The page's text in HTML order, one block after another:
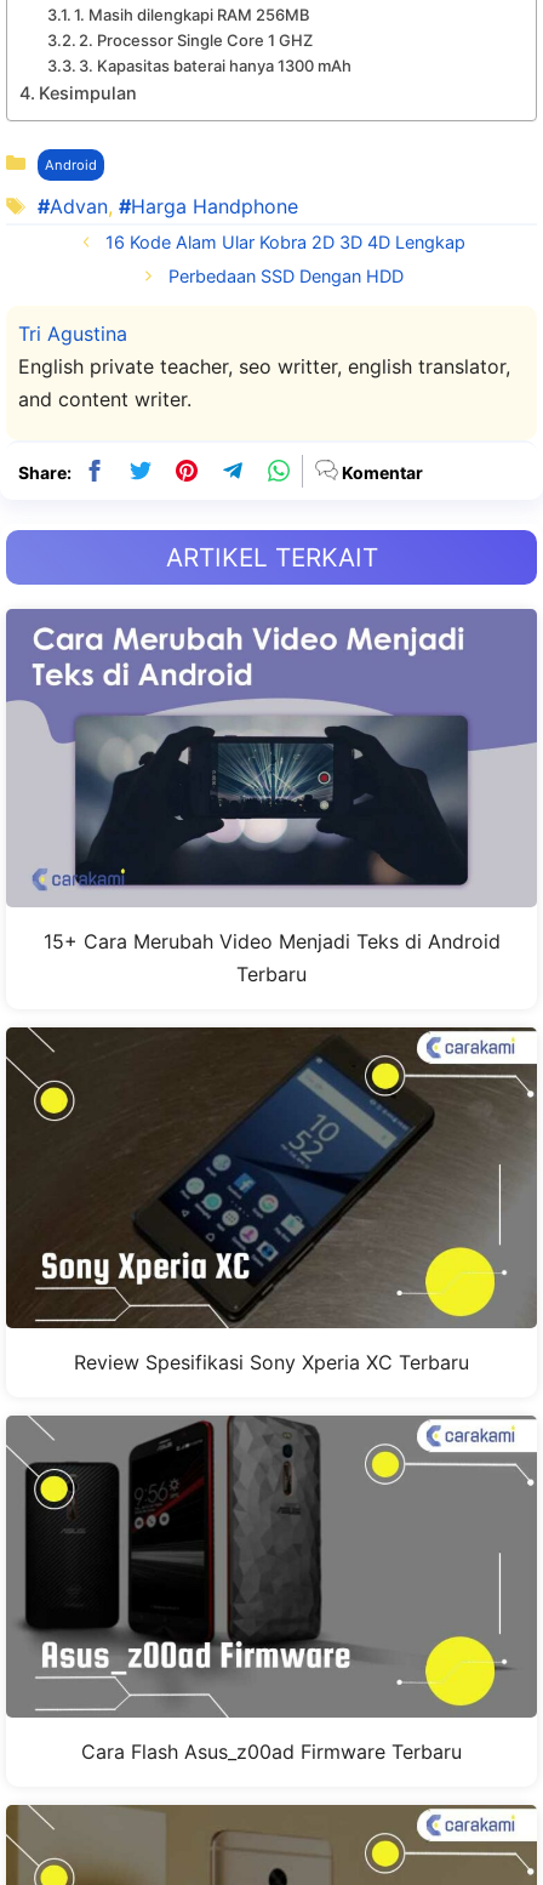
1. Masih dilengkapi RAM 256MB
2. Processor Single Core 1 GHZ
3. Kapasitas baterai hanya 1300 mAh
Kesimpulan
Kategori
Android
Tag
Advan, Harga Handphone
16 Kode Alam Ular Kobra 2D 3D 4D Lengkap
Perbedaan SSD Dengan HDD
Tri Agustina
English private teacher, seo writter, english translator,
and content writer.
Share: Komentar
ARTIKEL TERKAIT
15+ Cara Merubah Video Menjadi Teks di Android
Terbaru
Review Spesifikasi Sony Xperia XC Terbaru
Cara Flash Asus_z00ad Firmware Terbaru